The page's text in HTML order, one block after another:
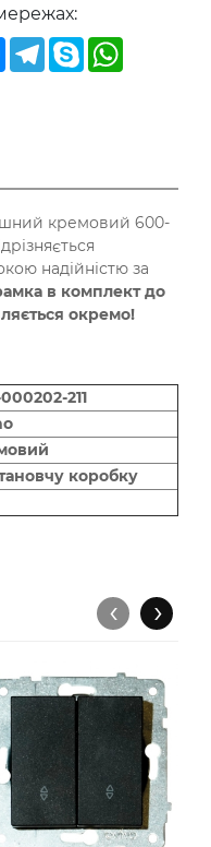
Messenger
Telegram
Skype
кремовий 600-
надійністю за
в комплект до
окремо!
211
коробку
‹ ›